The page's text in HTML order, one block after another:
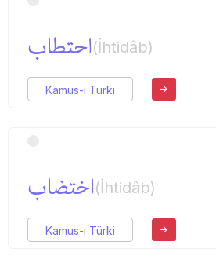
احتطاب(İhtidâb)
Kamus-ı Türki
اختضاب(İhtidâb)
Kamus-ı Türki